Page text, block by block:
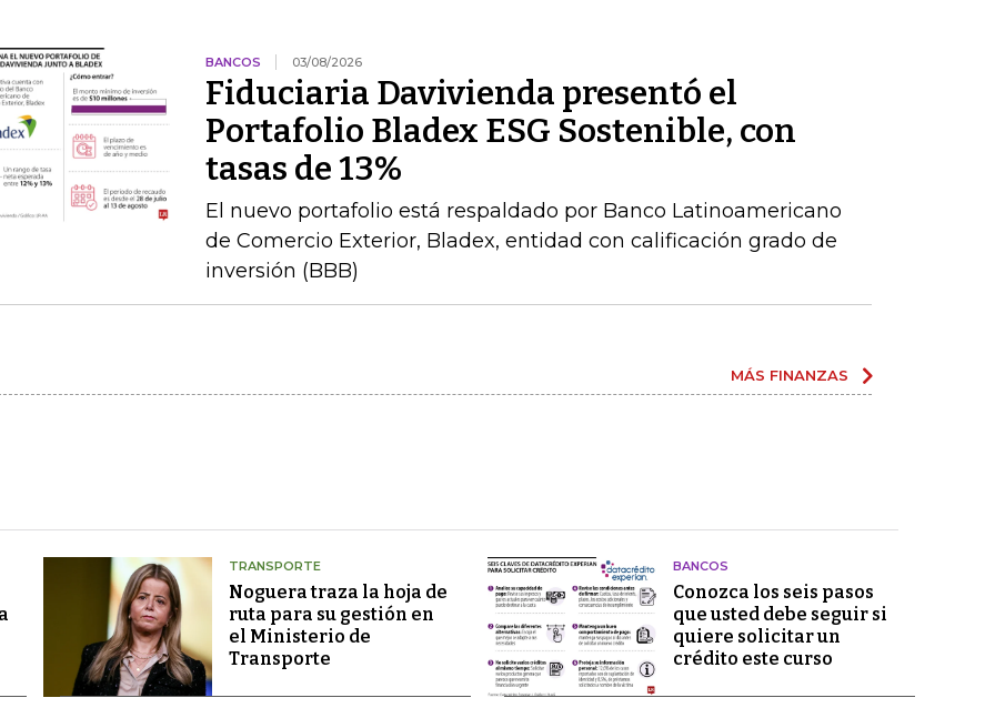
BANCOS 03/08/2026
Fiduciaria Davivienda presentó el
Portafolio Bladex ESG Sostenible, con
tasas de 13%
El nuevo portafolio está respaldado por Banco Latinoamericano
de Comercio Exterior, Bladex, entidad con calificación grado de
inversión (BBB)
MÁS FINANZAS
TRANSPORTE
Noguera traza la hoja de
ruta para su gestión en
el Ministerio de
Transporte
BANCOS
Conozca los seis pasos
que usted debe seguir si
quiere solicitar un
crédito este curso